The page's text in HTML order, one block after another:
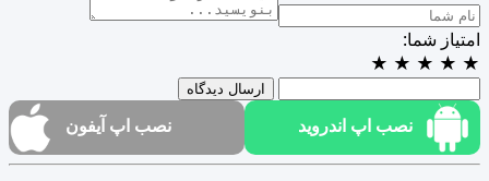
امتیاز شما:
★
★
★
★
★
ارسال دیدگاه
نصب اپ اندروید نصب اپ آیفون